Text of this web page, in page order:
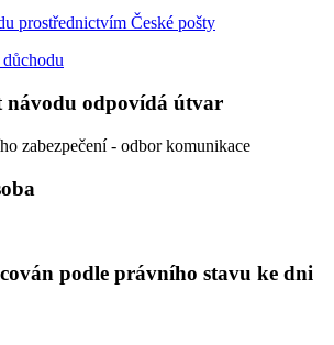
prostřednictvím České pošty
návodu odpovídá útvar
zabezpečení - odbor komunikace
podle právního stavu ke dni